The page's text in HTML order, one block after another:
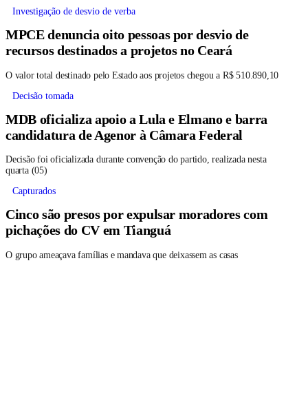
Investigação de desvio de verba
MPCE denuncia oito pessoas por desvio de
recursos destinados a projetos no Ceará
O valor total destinado pelo Estado aos projetos chegou a R$ 510.890,10
Decisão tomada
MDB oficializa apoio a Lula e Elmano e barra
candidatura de Agenor à Câmara Federal
Decisão foi oficializada durante convenção do partido, realizada nesta
quarta (05)
Capturados
Cinco são presos por expulsar moradores com
pichações do CV em Tianguá
O grupo ameaçava famílias e mandava que deixassem as casas